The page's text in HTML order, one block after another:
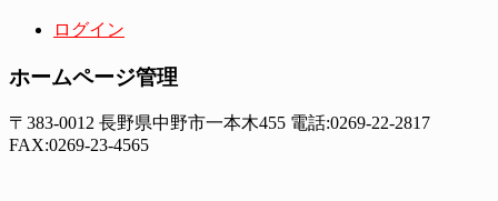
ログイン
ホームページ管理
〒383-0012 長野県中野市一本木455 電話:0269-22-2817
FAX:0269-23-4565